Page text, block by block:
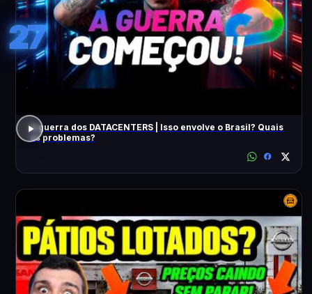
27
A guerra dos DATACENTERS | Isso envolve o Brasil? Quais
os problemas?